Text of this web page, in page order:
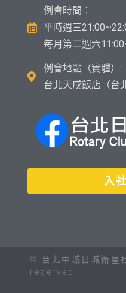
例會時間：
平時週三
每月第二週六
例會地點（實體）:
台北天成飯店（台
入
© 台北中城日城衛
reserved